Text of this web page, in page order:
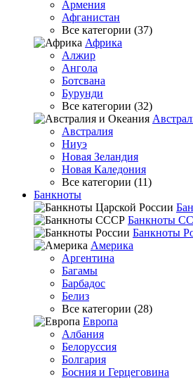
Армения
Афганистан
Все категории (37)
Африка
Алжир
Ангола
Ботсвана
Бурунди
Все категории (32)
Австралия
Ниуэ
Новая Зеландия
Новая Каледония
Все категории (11)
Банкноты
Банкноты
Банкноты
Америка
Аргентина
Багамы
Барбадос
Белиз
Все категории (28)
Европа
Албания
Белоруссия
Болгария
Босния и Герцеговина